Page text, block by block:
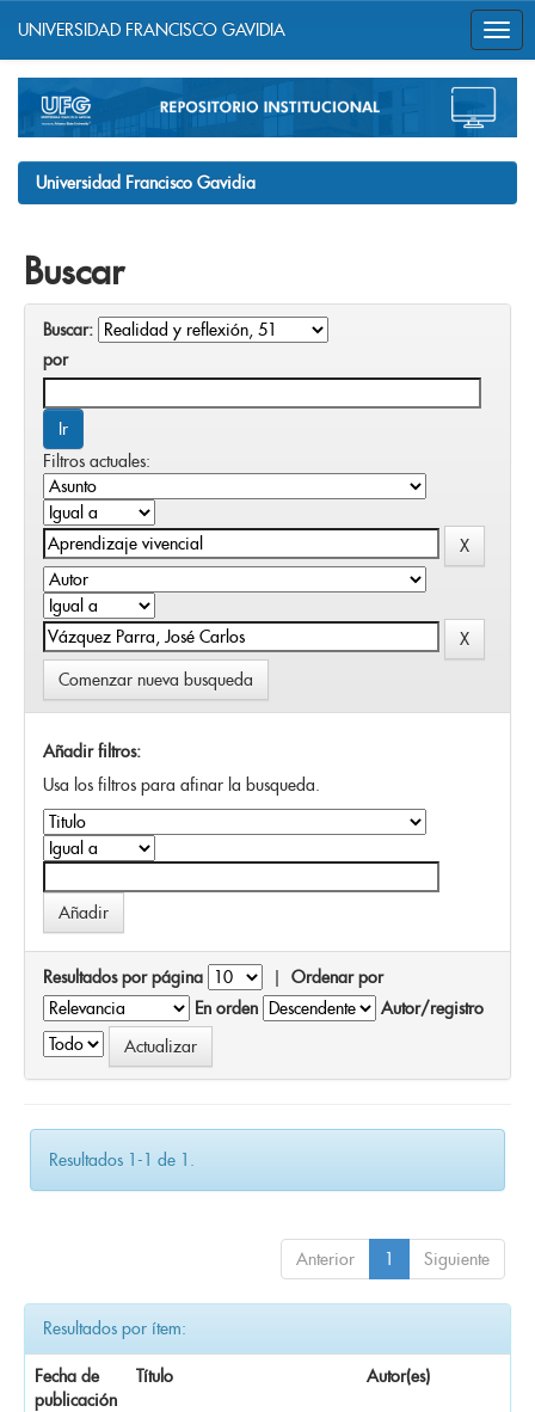
navigation
UNIVERSIDAD FRANCISCO GAVIDIA
Universidad Francisco Gavidia
Buscar
Buscar:
por
Filtros actuales:
Comenzar nueva busqueda
Añadir filtros:
Usa los filtros para afinar la busqueda.
Resultados por página | Ordenar por
En orden
Autor/registro
Resultados 1-1 de 1.
Anterior 1 Siguiente
Resultados por ítem:
Fecha de
publicación
Título Autor(es)